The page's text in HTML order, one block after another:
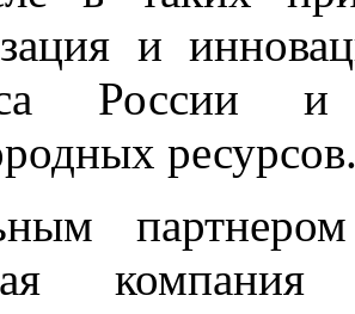
и
России и